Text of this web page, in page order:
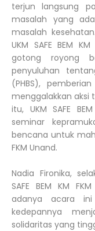
terjun langsung
masalah yang
masalah
UKM SAFE BEM
gotong royong
penyuluhan
(PHBS),
menggalakkan aksi
itu, UKM SAFE
seminar
bencana untuk
FKM Unand.
Nadia Fironika,
SAFE BEM KM
adanya acara
kedepannya
solidaritas yang